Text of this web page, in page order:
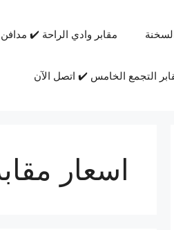
مقابر وادي الراحة ✔️
التجمع الخامس ✔️ اتصل الآن
اسعار